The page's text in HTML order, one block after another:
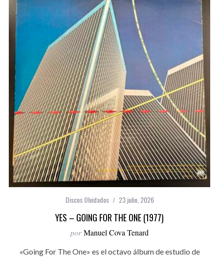
Discos Olvidados 23 julio, 2026
YES – GOING FOR THE ONE (1977)
por Manuel Cova Tenard
«Going For The One» es el octavo álbum de estudio de